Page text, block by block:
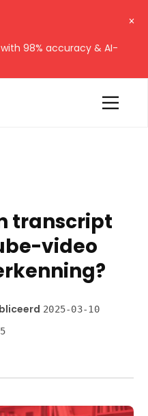
98% accuracy & AI-
transcript
video
2025-03-10